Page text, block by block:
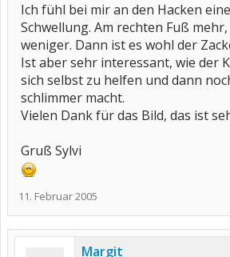
Ich fühl bei mir an den Hacken
Schwellung. Am rechten Fuß
weniger. Dann ist es wohl der
Ist aber sehr interessant, wie der
sich selbst zu helfen und dann
schlimmer macht.
Vielen Dank für das Bild, das ist
Gruß Sylvi
11. Februar 2005
Margit